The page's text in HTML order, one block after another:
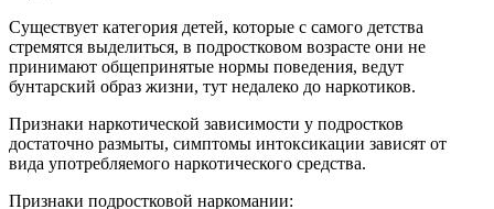
Существует категория детей, которые с самого детства
стремятся выделиться, в подростковом возрасте они не
принимают общепринятые нормы поведения, ведут
бунтарский образ жизни, тут недалеко до наркотиков.
Признаки наркотической зависимости у подростков
достаточно размыты, симптомы интоксикации зависят от
вида употребляемого наркотического средства.
Признаки подростковой наркомании: